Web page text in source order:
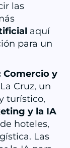
las
aquí
para un
Comercio y
Cruz, un
turístico,
y la IA
hoteles,
Las